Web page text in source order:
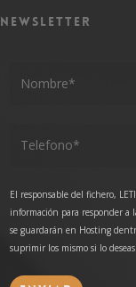
NEWSLETTER
El responsable del fichero,
información para responder a
se guardarán en Hosting
suprimir los mismo si lo deseas.